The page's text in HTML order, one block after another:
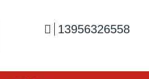
 13956326558